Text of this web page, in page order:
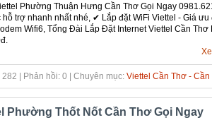
Phường Thuận Hưng Cần Thơ Gọi Ngay
trợ nhanh nhất nhé, ✔ ‎Lắp đặt WiFi Viettel - Giá ưu
Wifi6, Tổng Đài Lắp Đặt Internet Viettel Cần Thơ
| Phản hồi: 0 | Chuyên mục: Viettel Cần Thơ - Cần
Phường Thốt Nốt Cần Thơ Gọi Ngay